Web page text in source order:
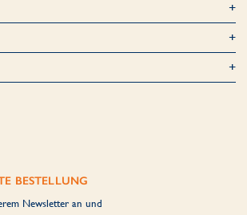
BESTELLUNG
Newsletter an und